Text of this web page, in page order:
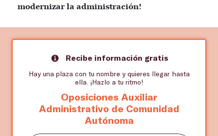
modernizar la administración!
Recibe información gratis
Hay una plaza con tu nombre y quieres llegar hasta
ella. ¡Hazlo a tu ritmo!
Oposiciones Auxiliar
Administrativo de Comunidad
Autónoma